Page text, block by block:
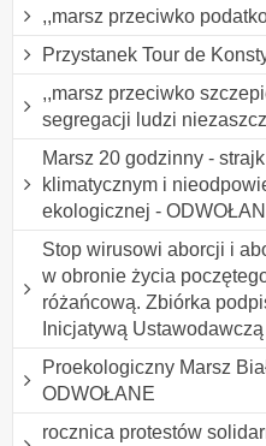
,,marsz przeciwko
Przystanek Tour de
,,marsz przeciwko
segregacji ludzi
Marsz 20 godzinny -
klimatycznym i
ekologicznej -
Stop wirusowi aborcji i
w obronie życia
różańcową. Zbiórka
Inicjatywą
Proekologiczny Marsz
ODWOŁANE
rocznica protestów